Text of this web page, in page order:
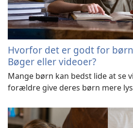
Hvorfor det er godt for
Bøger eller videoer?
Mange børn kan bedst lide at se
forældre give deres børn mere